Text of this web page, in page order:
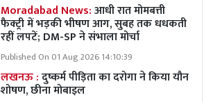
Moradabad News:आधी रात मोमबत्ती
फैक्ट्री में भड़की भीषण आग, सुबह तक धधकती
रहीं लपटें; DM-SP ने संभाला मोर्चा
Published On 01 Aug 2026 14:10:39
लखनऊ :दुष्कर्म पीड़िता का दरोगा ने किया यौन
शोषण, छीना मोबाइल